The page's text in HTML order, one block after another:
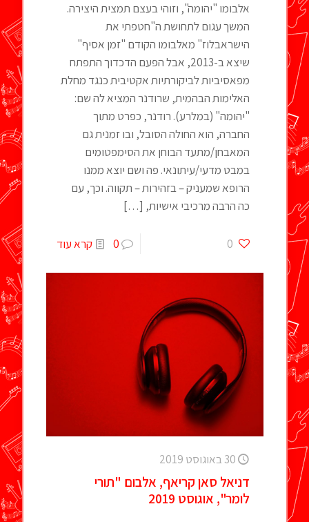
אלבומו "יהומה", וזוהי בעצם תמצית היצירה.
המשך עגום לתחושת ה"חטפתי את
הישראבלוז" מאלבומו הקודם "זמן אסיף"
שיצא ב-2013, אבל הפעם הדכדוך התפתח
מפאסיביות לביקורתיות אקטיבית כנגד מחלת
האלימות הבהמית, שרודנר המציא לה שם:
"יהומה" (במלרע). רודנר, כפרט מתוך
החברה, הוא החולה הסובל, ובו זמנית גם
המאבחן/מתעד הבוחן את הסימפטומים
במבט מדעי/עיתונאי. פה ושם יוצא ממנו
הרופא שמעניק – בזהירות – תקווה. וכך, עם
כה הרבה מרכיבי אישיות, […]
0
0 קרא עוד
30 באוגוסט 2019
דניאל סאן קריאף, אלבום "תורי
לומר", אוגוסט 2019